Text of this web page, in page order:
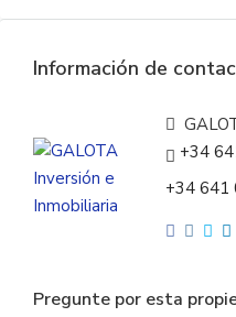
Información de
+34
+34 641
Pregunte por esta